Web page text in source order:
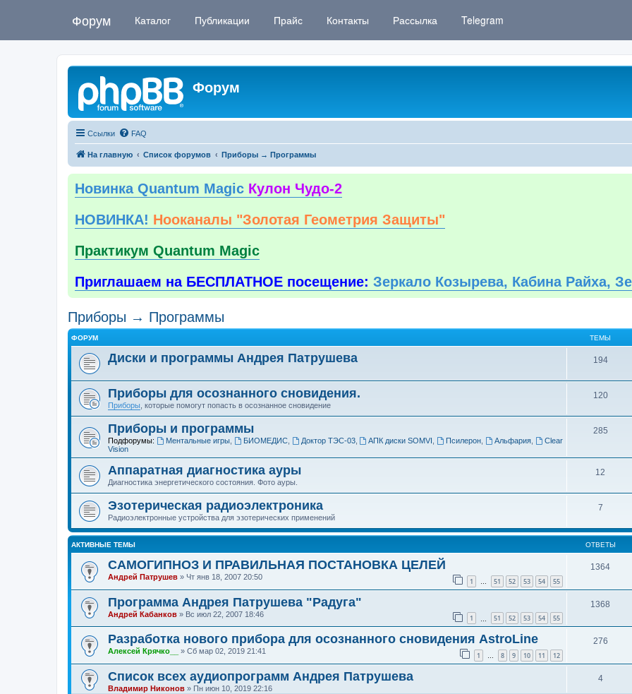
Форум Каталог Публикации Прайс Контакты Рассылка Telegram
Форум
Ссылки FAQ
На главную Список форумов Приборы → Программы
Новинка Quantum Magic Кулон Чудо-2
НОВИНКА! Нооканалы "Золотая Геометрия Защиты"
Практикум Quantum Magic
Приглашаем на БЕСПЛАТНОЕ посещение: Зеркало Козырева, Кабина Райха,
Приборы → Программы
ФОРУМ ТЕМЫ
Диски и программы Андрея Патрушева 194
Приборы для осознанного сновидения.
Приборы , которые помогут попасть в осознанное сновидение
120
Приборы и программы
Подфорумы: Ментальные игры, БИОМЕДИС, Доктор ТЭС-03, АПК диски SOMVI Псилерон Альфария
Clear
Vision
285
Аппаратная диагностика ауры
Диагностика энергетического состояния. Фото ауры.
12
Эзотерическая радиоэлектроника
Радиоэлектронные устройства для эзотерических применений
7
АКТИВНЫЕ ТЕМЫ ОТВЕТЫ
САМОГИПНОЗ И ПРАВИЛЬНАЯ ПОСТАНОВКА ЦЕЛЕЙ
Андрей Патрушев » Чт янв 18, 2007 20:50 1 … 51 52 53 54 55
1364
Программа Андрея Патрушева "Радуга"
Андрей Кабанков » Вс июл 22, 2007 18:46 1 51 52 53 54 55
1368
Разработка нового прибора для осознанного сновидения AstroLine
Алексей Крячко__ » Сб мар 02, 2019 21:41 1 … 8 9 10 11 12
276
Список всех аудиопрограмм Андрея Патрушева
Владимир Никонов » Пн июн 10, 2019 22:16
4